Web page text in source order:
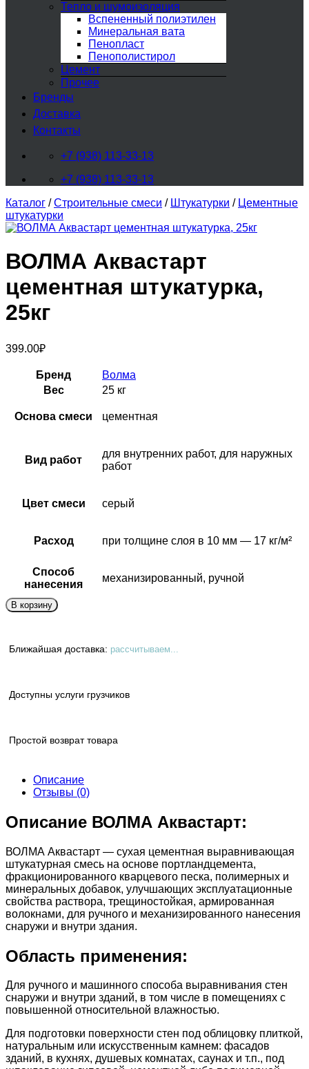
Тепло и шумоизоляция
Вспененный полиэтилен
Минеральная вата
Пенопласт
Пенополистирол
Цемент
Прочее
Бренды
Доставка
Контакты
+7 (938) 113-33-13
+7 (938) 113-33-13
Каталог / Строительные смеси / Штукатурки / Цементные
штукатурки
ВОЛМА Аквастарт
цементная штукатурка,
25кг
399.00₽
Бренд
Волма
Вес
25 кг
Основа смеси цементная
Вид работ
для внутренних работ, для наружных
работ
Цвет смеси серый
Расход при толщине слоя в 10 мм — 17 кг/м²
Способ
нанесения
механизированный, ручной
В корзину
Ближайшая доставка: рассчитываем...
Доступны услуги грузчиков
Простой возврат товара
Описание
Отзывы (0)
Описание ВОЛМА Аквастарт:
ВОЛМА Аквастарт — сухая цементная выравнивающая
штукатурная смесь на основе портландцемента,
фракционированного кварцевого песка, полимерных и
минеральных добавок, улучшающих эксплуатационные
свойства раствора, трещиностойкая, армированная
волокнами, для ручного и механизированного нанесения
снаружи и внутри здания.
Область применения:
Для ручного и машинного способа выравнивания стен
снаружи и внутри зданий, в том числе в помещениях с
повышенной относительной влажностью.
Для подготовки поверхности стен под облицовку плиткой,
натуральным или искусственным камнем: фасадов
зданий, в кухнях, душевых комнатах, саунах и т.п., под